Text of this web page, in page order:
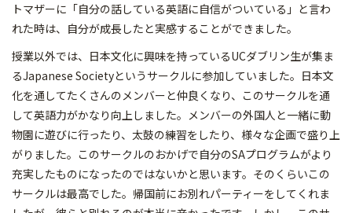
トマザーに「自分の話している英語に自信がついている」と言わ
れた時は、自分が成長したと実感することができました。
授業以外では、日本文化に興味を持っているUCダブリン生が集ま
るJapanese Societyというサークルに参加していました。日本文
化を通してたくさんのメンバーと仲良くなり、このサークルを通
して英語力がかなり向上しました。メンバーの外国人と一緒に動
物園に遊びに行ったり、太鼓の練習をしたり、様々な企画で盛り上
がりました。このサークルのおかげで自分のSAプログラムがより
充実したものになったのではないかと思います。そのくらいこの
サークルは最高でした。帰国前にお別れパーティーをしてくれま